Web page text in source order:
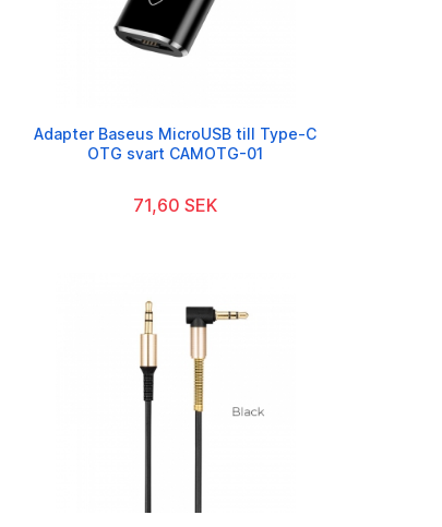
Adapter Baseus MicroUSB till Type-C
OTG svart CAMOTG-01
71,60 SEK